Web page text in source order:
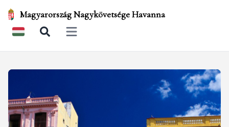
Magyarország Nagykövetsége Havanna
Open main menu